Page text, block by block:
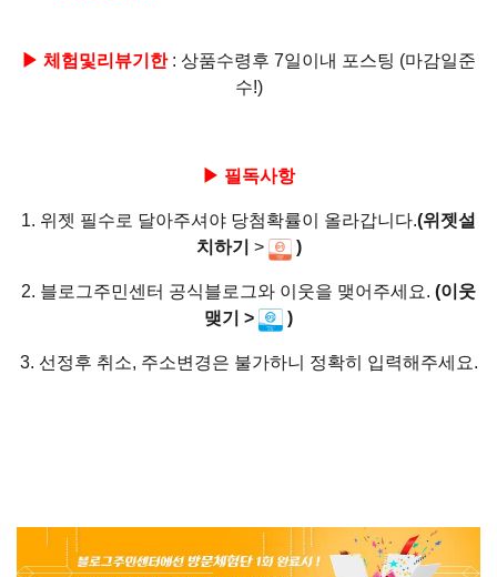
▶ 체험및리뷰기한: 상품수령후 7일이내 포스팅 (마감일준
수!)
▶ 필독사항
1. 위젯 필수로 달아주셔야 당첨확률이 올라갑니다.(위젯설
치하기 > )
2. 블로그주민센터 공식블로그와 이웃을 맺어주세요. (이웃
맺기 >
)
3. 선정후 취소, 주소변경은 불가하니 정확히 입력해주세요.